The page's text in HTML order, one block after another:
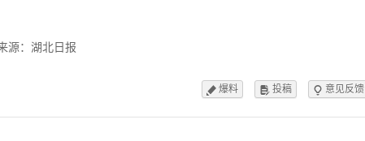
源：湖北日报
爆料  投稿  意见反馈